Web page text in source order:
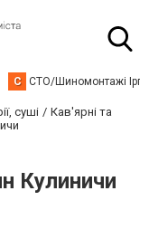
С СТО/Шиномонтажі
суші
Кав'ярні та
Кулиничи